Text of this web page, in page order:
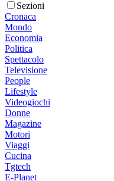
Sezioni
Cronaca
Mondo
Economia
Politica
Spettacolo
Televisione
People
Lifestyle
Videogiochi
Donne
Magazine
Motori
Viaggi
Cucina
Tgtech
E-Planet